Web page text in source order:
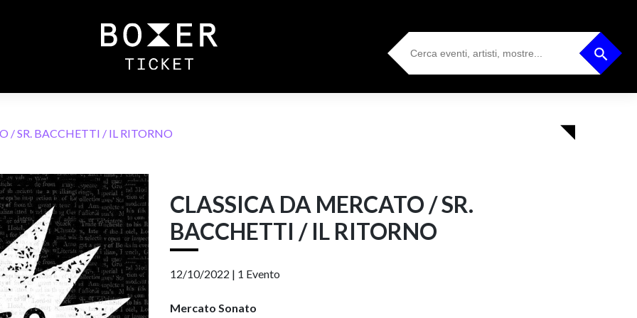
Search
for:
Search Button
/ SR. BACCHETTI / IL RITORNO
CLASSICA DA MERCATO / SR.
BACCHETTI / IL RITORNO
12/10/2022 | 1 Evento
Mercato Sonato